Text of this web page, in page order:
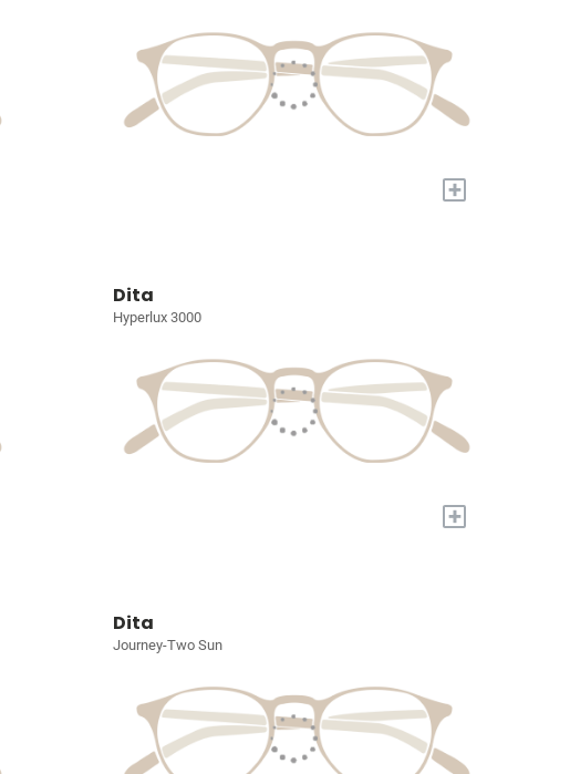
+
Dita
Hyperlux 3000
+
Dita
Journey-Two Sun